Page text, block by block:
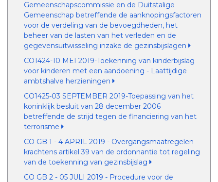
Gemeenschapscommissie en de Duitstalige
Gemeenschap betreffende de aanknopingsfactoren
voor de verdeling van de bevoegdheden, het
beheer van de lasten van het verleden en de
gegevensuitwisseling inzake de gezinsbijslagen
CO1424-10 MEI 2019-Toekenning van kinderbijslag
voor kinderen met een aandoening - Laattijdige
ambtshalve herzieningen
CO1425-03 SEPTEMBER 2019-Toepassing van het
koninklijk besluit van 28 december 2006
betreffende de strijd tegen de financiering van het
terrorisme
CO GB 1 - 4 APRIL 2019 - Overgangsmaatregelen
krachtens artikel 39 van de ordonnantie tot regeling
van de toekenning van gezinsbijslag
CO GB 2 - 05 JULI 2019 - Procedure voor de